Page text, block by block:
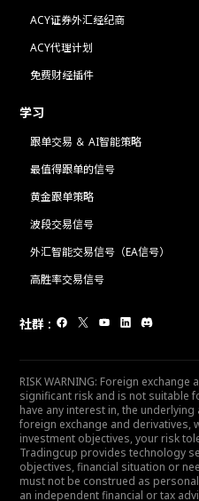
ACY证券外汇经纪商
ACY代理计划
免费财经插件
学习
跟单交易 ＆ AI智能策略
最值得跟单的信号
黄金跟单策略
波段交易信号
外汇智能交易信号（EA信号）
高胜率交易信号
社群 :
RISK WARNING: Foreign
significant risk and is not suitable
have any interest in, the
foreign exchange and derivatives,
investment objectives, your risk
Tradingcup provides technology
objectives, financial situation or
must not be construed as
an independent financial or tax